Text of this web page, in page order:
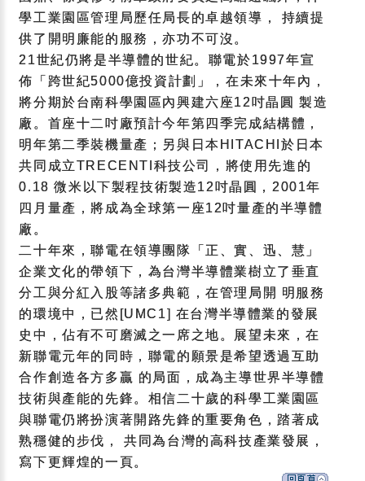
學工業園區管理局歷任局長的卓越領導， 持續提
供了開明廉能的服務，亦功不可沒。
21世紀仍將是半導體的世紀。聯電於1997年宣
佈「跨世紀5000億投資計劃」，在未來十年內，
將分期於台南科學園區內興建六座12吋晶圓 製造
廠。首座十二吋廠預計今年第四季完成結構體，
明年第二季裝機量產；另與日本HITACHI於日本
共同成立TRECENTI科技公司，將使用先進的
0.18 微米以下製程技術製造12吋晶圓，2001年
四月量產，將成為全球第一座12吋量產的半導體
廠。
二十年來，聯電在領導團隊「正、實、迅、慧」
企業文化的帶領下，為台灣半導體業樹立了垂直
分工與分紅入股等諸多典範，在管理局開 明服務
的環境中，已然[UMC1] 在台灣半導體業的發展
史中，佔有不可磨滅之一席之地。展望未來，在
新聯電元年的同時，聯電的願景是希望透過互助
合作創造各方多贏 的局面，成為主導世界半導體
技術與產能的先鋒。相信二十歲的科學工業園區
與聯電仍將扮演著開路先鋒的重要角色，踏著成
熟穩健的步伐， 共同為台灣的高科技產業發展，
寫下更輝煌的一頁。